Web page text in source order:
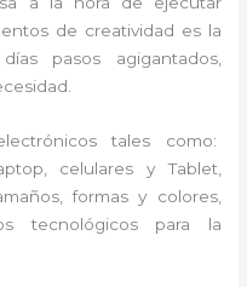
de creatividad es la
pasos agigantados,
tales como:
celulares y Tablet,
formas y colores,
tecnológicos para la